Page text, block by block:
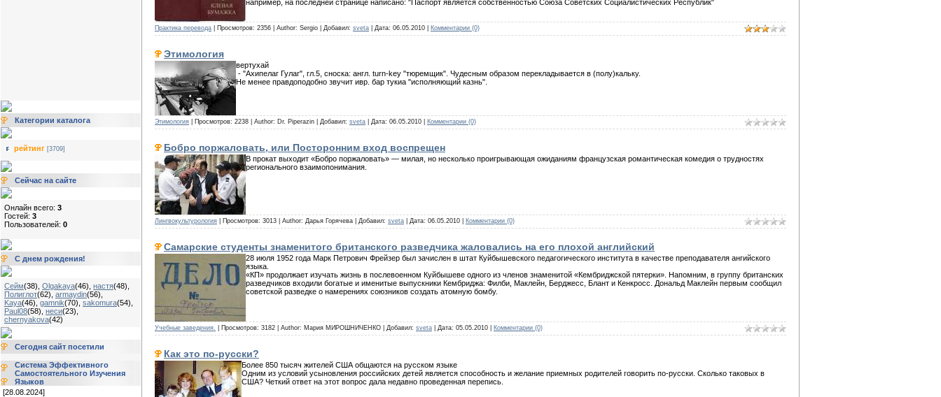
Категории каталога
рейтинг [3709]
Сейчас на сайте
Онлайн всего: 3
Гостей: 3
Пользователей: 0
С днем рождения!
Сейм(38) Olgakaya(46) настя(48)
Полиглот(62) armaydin(56)
Kaya(46) gamnik(70) sakomura(54)
Paul08(58) неси(23)
chernyakova(42)
Сегодня сайт посетили
Система Эффективного
Самостоятельного Изучения
Языков
[28.08.2024]
например, на последней странице написано: "Паспорт является собственностью Союза Советских Социалистических Республик"
Практика перевода | Просмотров: 2356 | Author: Sergio | Добавил: sveta | Дата: 06.05.2010 Комментарии (0)
Этимология
вертухай
- "Ахипелаг Гулаг", гл.5, сноска: англ. turn-key "тюремщик". Чудесным образом перекладывается в (полу)кальку.
Не менее правдоподобно звучит ивр. бар тукиа "исполняющий казнь".
Этимология | Просмотров: 2238 | Author: Dr. Piperazin | Добавил: sveta | Дата: 06.05.2010 Комментарии (0)
Бобро поржаловать, или Посторонним вход воспрещен
В прокат выходит «Бобро поржаловать» — милая, но несколько проигрывающая ожиданиям французская романтическая комедия о трудностях
регионального взаимопонимания.
Лингвокультурология | Просмотров: 3013 | Author: Дарья Горячева | Добавил: sveta | Дата: 06.05.2010 Комментарии (0)
Самарские студенты знаменитого британского разведчика жаловались на его плохой английский
28 июля 1952 года Марк Петрович Фрейзер был зачислен в штат Куйбышевского педагогического института в качестве преподавателя ангийского
языка.
«КП» продолжает изучать жизнь в послевоенном Куйбышеве одного из членов знаменитой «Кембриджской пятерки». Напомним, в группу британских
разведчиков входили богатые и именитые выпускники Кембриджа: Филби, Маклейн, Берджесс, Блант и Кенкросс. Дональд Маклейн первым сообщил
советской разведке о намерениях союзников создать атомную бомбу.
Учебные заведения. | Просмотров: 3182 | Author: Мария МИРОШНИЧЕНКО | Добавил: sveta | Дата: 05.05.2010 Комментарии (0)
Как это по-русски?
Более 850 тысяч жителей США общаются на русском языке
Одним из условий усыновления российских детей является способность и желание приемных родителей говорить по-русски. Сколько таковых в
США? Четкий ответ на этот вопрос дала недавно проведенная перепись.